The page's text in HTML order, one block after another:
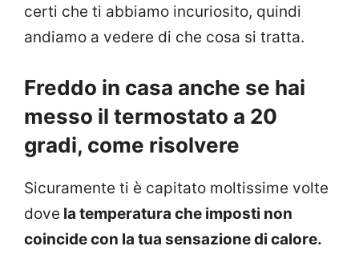
certi che ti abbiamo incuriosito, quindi
andiamo a vedere di che cosa si tratta.
Freddo in casa anche se hai
messo il termostato a 20
gradi, come risolvere
Sicuramente ti è capitato moltissime volte
dove la temperatura che imposti non
coincide con la tua sensazione di calore.